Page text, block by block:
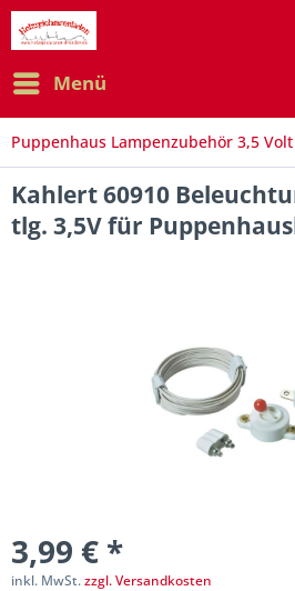
Menü
Puppenhaus Lampenzubehör 3,5 Volt
Kahlert 60910
tlg. 3,5V für
3,99 € *
inkl. MwSt.zzgl. Versandkosten